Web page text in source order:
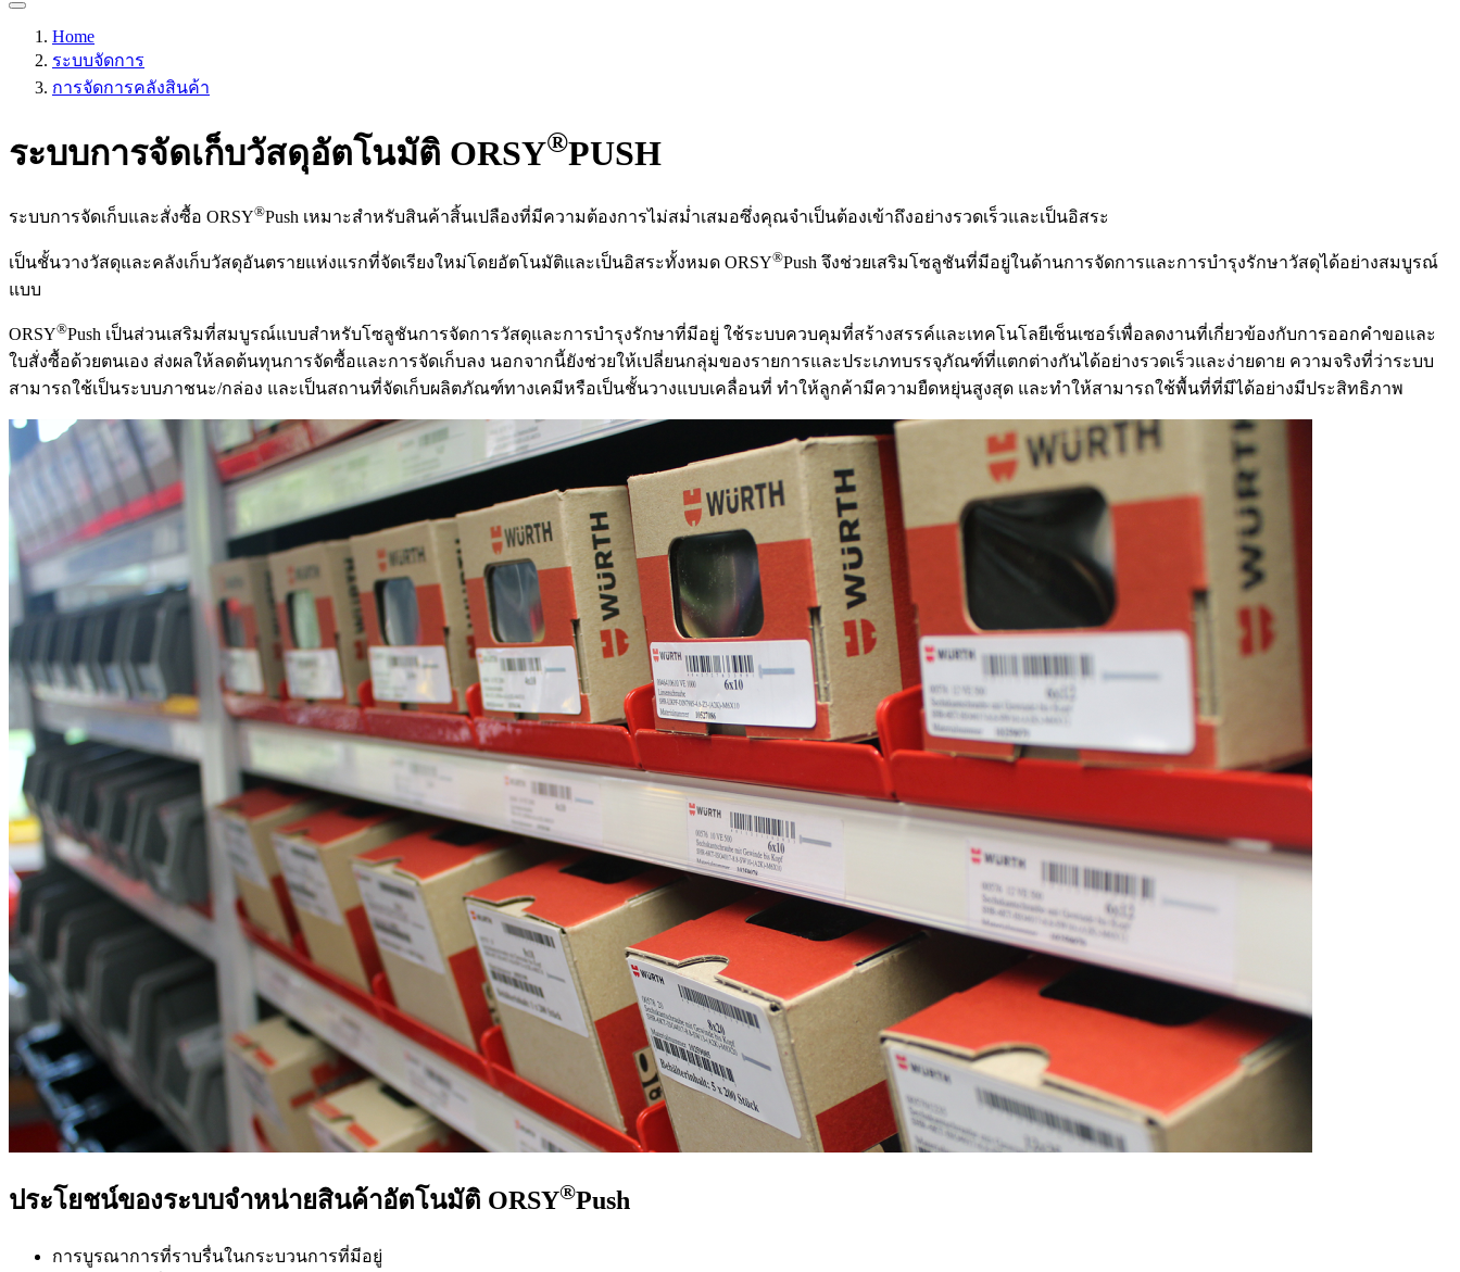
Home
ระบบจัดการ
การจัดการคลังสินค้า
ระบบการจัดเก็บวัสดุอัตโนมัติ ORSY®PUSH
ระบบการจัดเก็บและสั่งซื้อ ORSY®Push เหมาะสำหรับสินค้าสิ้นเปลืองที่มีความต้องการไม่สม่ำเสมอซึ่งคุณจำเป็นต้องเข้าถึงอย่างรวดเร็วและเป็นอิสระ
เป็นชั้นวางวัสดุและคลังเก็บวัสดุอันตรายแห่งแรกที่จัดเรียงใหม่โดยอัตโนมัติและเป็นอิสระทั้งหมด ORSY®Push จึงช่วยเสริมโซลูชันที่มีอยู่ในด้านการจัดการและการบำรุงรักษาวัสดุได้อย่างสมบูรณ์
แบบ
ORSY®Push เป็นส่วนเสริมที่สมบูรณ์แบบสำหรับโซลูชันการจัดการวัสดุและการบำรุงรักษาที่มีอยู่ ใช้ระบบควบคุมที่สร้างสรรค์และเทคโนโลยีเซ็นเซอร์เพื่อลดงานที่เกี่ยวข้องกับการออกคำขอและ
ใบสั่งซื้อด้วยตนเอง ส่งผลให้ลดต้นทุนการจัดซื้อและการจัดเก็บลง นอกจากนี้ยังช่วยให้เปลี่ยนกลุ่มของรายการและประเภทบรรจุภัณฑ์ที่แตกต่างกันได้อย่างรวดเร็วและง่ายดาย ความจริงที่ว่าระบบ
สามารถใช้เป็นระบบภาชนะ/กล่อง และเป็นสถานที่จัดเก็บผลิตภัณฑ์ทางเคมีหรือเป็นชั้นวางแบบเคลื่อนที่ ทำให้ลูกค้ามีความยืดหยุ่นสูงสุด และทำให้สามารถใช้พื้นที่ที่มีได้อย่างมีประสิทธิภาพ
ประโยชน์ของระบบจำหน่ายสินค้าอัตโนมัติ ORSY®Push
การบูรณาการที่ราบรื่นในกระบวนการที่มีอยู่